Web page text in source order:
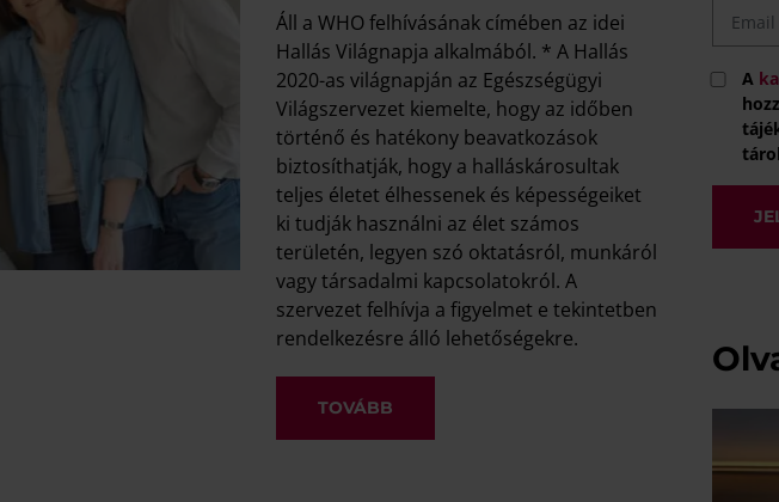
Áll a WHO felhívásának címében az idei
Hallás Világnapja alkalmából. * A Hallás
2020-as világnapján az Egészségügyi
Világszervezet kiemelte, hogy az időben
történő és hatékony beavatkozások
biztosíthatják, hogy a halláskárosultak
teljes életet élhessenek és képességeiket
ki tudják használni az élet számos
területén, legyen szó oktatásról, munkáról
vagy társadalmi kapcsolatokról. A
szervezet felhívja a figyelmet e tekintetben
rendelkezésre álló lehetőségekre.
TOVÁBB
A